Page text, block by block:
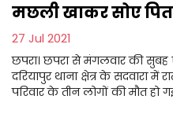
मछली खाकर सोए
27 Jul 2021
छपरा। छपरा से मंगलवार की
दरियापुर थाना क्षेत्र के सदवारा
परिवार के तीन लोगों की मौत हो